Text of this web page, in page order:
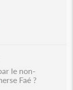
le non-
Faé ?